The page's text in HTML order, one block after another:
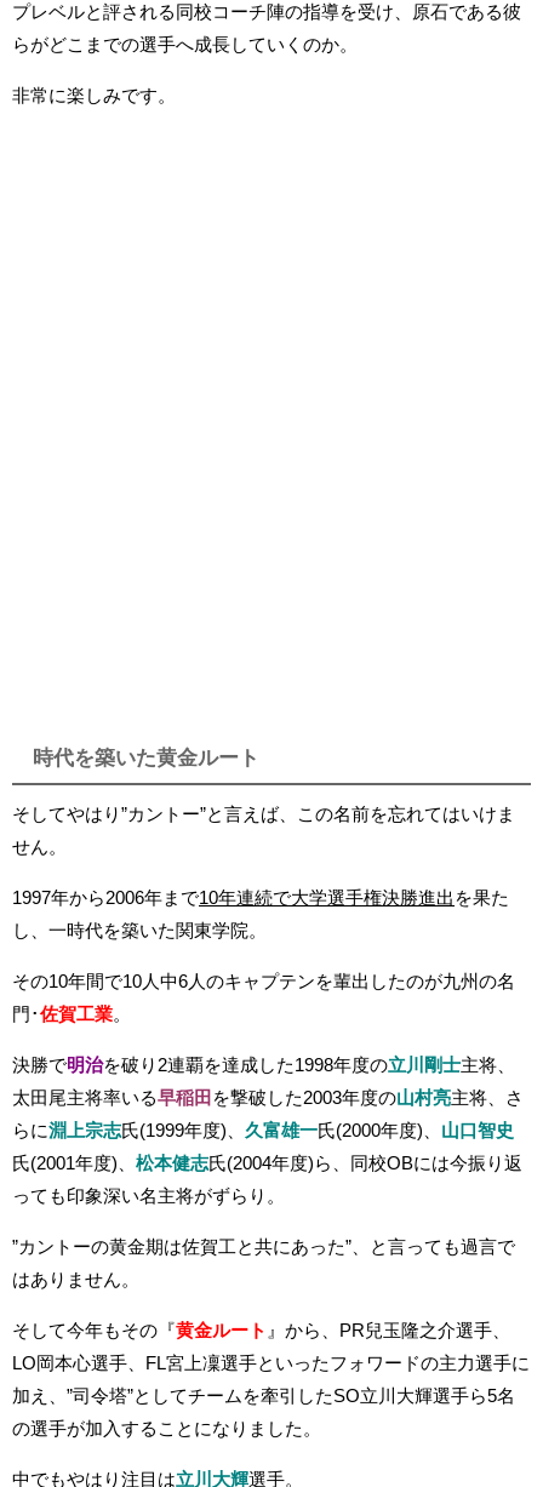
プレベルと評される同校コーチ陣の指導を受け、原石である彼
らがどこまでの選手へ成長していくのか。
非常に楽しみです。
時代を築いた黄金ルート
そしてやはり”カントー”と言えば、この名前を忘れてはいけま
せん。
1997年から2006年まで10年連続で大学選手権決勝進出 を果た
し、一時代を築いた関東学院。
その10年間で10人中6人のキャプテンを輩出したのが九州の名
門･ 佐賀工業
決勝で明治を破り2連覇を達成した1998年度の立川剛士主将、
太田尾主将率いる早稲田 を撃破した2003年度の山村亮主将、さ
らに淵上宗志氏(1999年度)、 久富雄一氏(2000年度)、 山口智史
氏(2001年度)、 松本健志氏(2004年度)ら、同校OBには今振り返
っても印象深い名主将がずらり。
”カントーの黄金期は佐賀工と共にあった”、と言っても過言で
はありません。
そして今年もその『黄金ルート 』から、PR兒玉隆之介選手、
LO岡本心選手、FL宮上凜選手といったフォワードの主力選手に
加え、”司令塔”としてチームを牽引したSO立川大輝選手ら5名
の選手が加入することになりました。
中でもやはり注目は立川大輝選手。